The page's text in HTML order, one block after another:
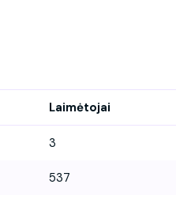
Laimėtojai
3
537